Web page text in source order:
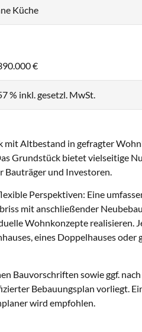
Küche
€
% inkl. gesetzl. MwSt.
Altbestand in gefragter
Grundstück bietet vielseitige
Bauträger und Investoren.
Perspektiven: Eine
mit anschließender
Wohnkonzepte realisieren.
eines Doppelhauses oder
Bauvorschriften sowie ggf.
Bebauungsplan vorliegt.
wird empfohlen.